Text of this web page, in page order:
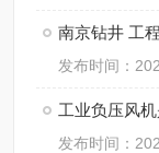
南京钻井 工
发布时间：
工业负压风
发布时间：